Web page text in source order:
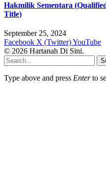
Hakmilik Sementara
Title)
September 25, 2024
Facebook X (Twitter)YouTube
© 2026 Hartanah Di Sini.
Type above and press Enterto